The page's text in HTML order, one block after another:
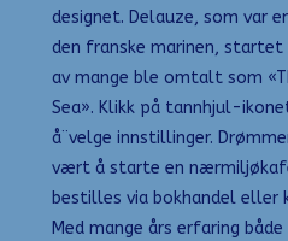
designet. Delauze, som var
den franske marinen,
av mange ble omtalt som
Sea». Klikk på tannhjul-
å¨velge innstillinger.
vært å starte en
bestilles via bokhandel eller
Med mange års erfaring